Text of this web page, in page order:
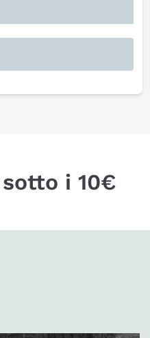
i 10€